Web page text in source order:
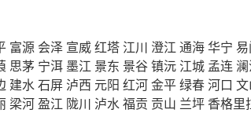
富源 会泽 宣威红塔 江川 澄江 通海华宁
思茅 宁洱 墨江 景东 景谷镇沅 江城 孟连
建水石屏 泸西 元阳 红河金平绿春河口
梁河盈江 陇川 泸水福贡 贡山 兰坪 香格里